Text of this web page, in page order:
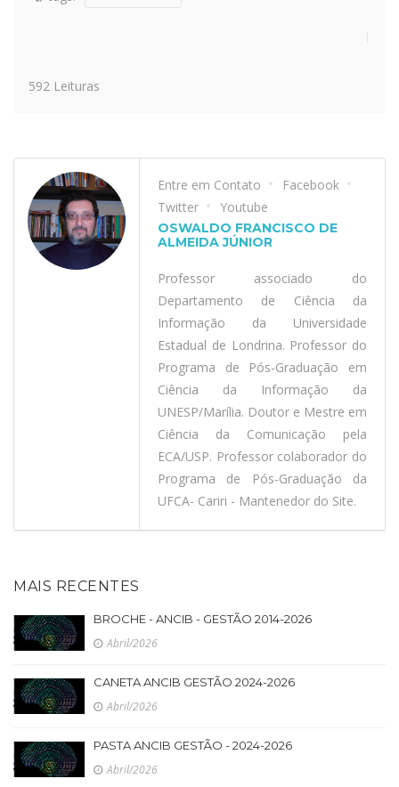
592 Leituras
Entre em Contato
Facebook
Twitter
Youtube
OSWALDO FRANCISCO DE
ALMEIDA JÚNIOR
Professor associado do
Departamento de Ciência da
Informação da Universidade
Estadual de Londrina. Professor do
Programa de Pós-Graduação em
Ciência da Informação da
UNESP/Marília. Doutor e Mestre em
Ciência da Comunicação pela
ECA/USP. Professor colaborador do
Programa de Pós-Graduação da
UFCA- Cariri - Mantenedor do Site.
MAIS RECENTES
BROCHE - ANCIB - GESTÃO 2014-2026
Abril/2026
CANETA ANCIB GESTÃO 2024-2026
Abril/2026
PASTA ANCIB GESTÃO - 2024-2026
Abril/2026